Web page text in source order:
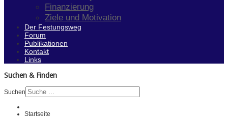
Finanzierung
Ziele und Motivation
Der Festungsweg
Forum
Publikationen
Kontakt
Links
Suchen & Finden
Suchen
Startseite